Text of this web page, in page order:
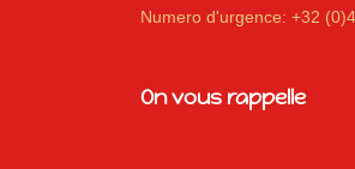
Numero d'urgence: +32
On vous rappelle